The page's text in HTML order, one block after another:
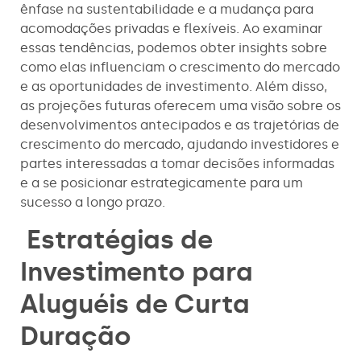
ênfase na sustentabilidade e a mudança para
acomodações privadas e flexíveis. Ao examinar
essas tendências, podemos obter insights sobre
como elas influenciam o crescimento do mercado
e as oportunidades de investimento. Além disso,
as projeções futuras oferecem uma visão sobre os
desenvolvimentos antecipados e as trajetórias de
crescimento do mercado, ajudando investidores e
partes interessadas a tomar decisões informadas
e a se posicionar estrategicamente para um
sucesso a longo prazo.
Estratégias de
Investimento para
Aluguéis de Curta
Duração